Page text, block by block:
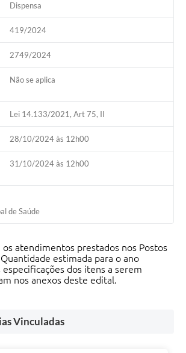
Dispensa
419/2024
2749/2024
Não se aplica
Lei 14.133/2021, Art 75, II
28/10/2024 às 12h00
31/10/2024 às 12h00
de Saúde
os atendimentos prestados nos Postos
Quantidade estimada para o ano
dos itens a serem
nos anexos deste edital.
Vinculadas